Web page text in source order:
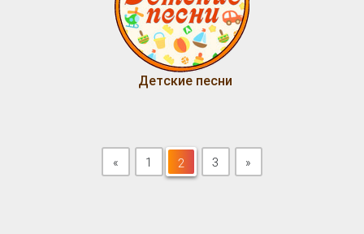
Детские песни
« Previous
1 2 3 »